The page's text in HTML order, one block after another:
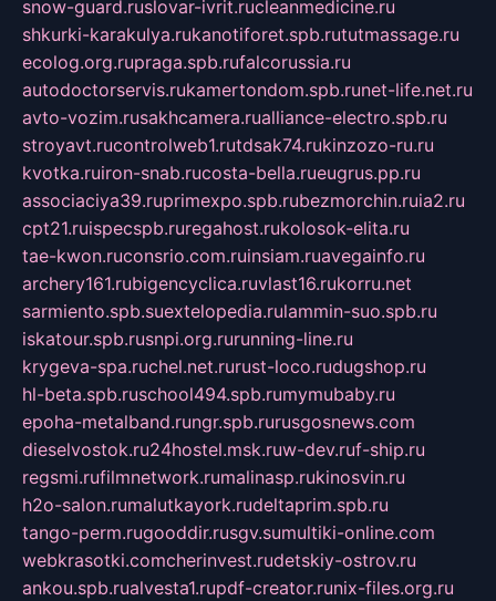
snow-guard.ruslovar-ivrit.rucleanmedicine.ru
shkurki-karakulya.rukanotiforet.spb.rututmassage.ru
ecolog.org.rupraga.spb.rufalcorussia.ru
autodoctorservis.rukamertondom.spb.runet-life.net.ru
avto-vozim.rusakhcamera.rualliance-electro.spb.ru
stroyavt.rucontrolweb1.rutdsak74.rukinzozo-ru.ru
kvotka.ruiron-snab.rucosta-bella.rueugrus.pp.ru
associaciya39.ruprimexpo.spb.rubezmorchin.ruia2.ru
cpt21.ruispecspb.ruregahost.rukolosok-elita.ru
tae-kwon.ruconsrio.com.ruinsiam.ruavegainfo.ru
archery161.rubigencyclica.ruvlast16.rukorru.net
sarmiento.spb.suextelopedia.rulammin-suo.spb.ru
iskatour.spb.rusnpi.org.rurunning-line.ru
krygeva-spa.ruchel.net.rurust-loco.rudugshop.ru
hl-beta.spb.ruschool494.spb.rumymubaby.ru
epoha-metalband.rungr.spb.rurusgosnews.com
dieselvostok.ru24hostel.msk.ruw-dev.ruf-ship.ru
regsmi.rufilmnetwork.rumalinasp.rukinosvin.ru
h2o-salon.rumalutkayork.rudeltaprim.spb.ru
tango-perm.rugooddir.rusgv.sumultiki-online.com
webkrasotki.comcherinvest.rudetskiy-ostrov.ru
ankou.spb.rualvesta1.rupdf-creator.runix-files.org.ru